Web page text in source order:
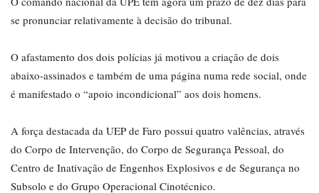
se pronunciar relativamente à decisão do tribunal.
O afastamento dos dois polícias já motivou a criação de dois
abaixo-assinados e também de uma página numa rede social, onde
é manifestado o “apoio incondicional” aos dois homens.
A força destacada da UEP de Faro possui quatro valências, através
do Corpo de Intervenção, do Corpo de Segurança Pessoal, do
Centro de Inativação de Engenhos Explosivos e de Segurança no
Subsolo e do Grupo Operacional Cinotécnico.